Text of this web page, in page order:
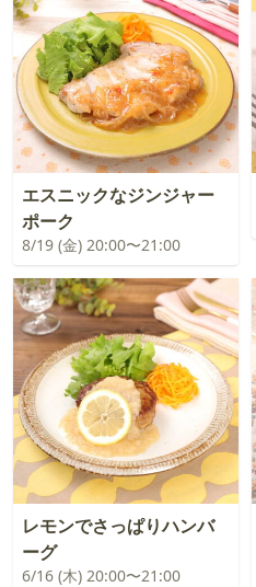
エスニックなジンジャー
ポーク
8/19 (金) 20:00〜21:00
レモンでさっぱりハンバ
ーグ
6/16 (木) 20:00〜21:00